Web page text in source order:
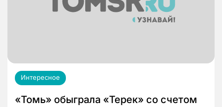
Интересное
«Томь» обыграла «Терек» со счетом